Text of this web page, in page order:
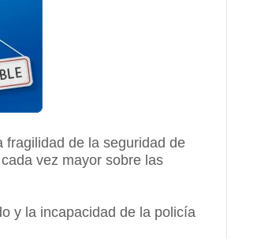
fragilidad de la seguridad de
vez mayor sobre las
y la incapacidad de la policía